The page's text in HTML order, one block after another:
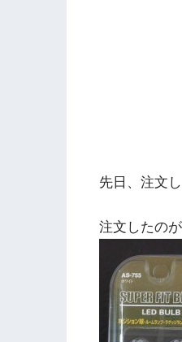
先日、注文
注文したの